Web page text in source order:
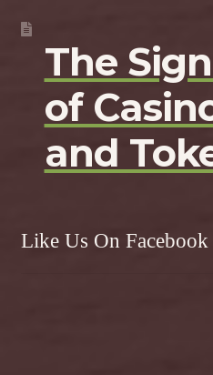
The
of
and
Like Us On Facebook